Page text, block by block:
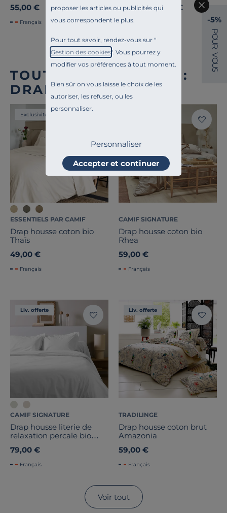
proposer les articles ou publicités qui
vous correspondent le plus.
Pour tout savoir, rendez-vous sur "
Gestion des cookies". Vous pourrez y
modifier vos préférences à tout moment.
Bien sûr on vous laisse le choix de les
autoriser, les refuser, ou les
personnaliser.
Personnaliser
Accepter et continuer
55,00 €
Français
85,00 €
TOUTE NOTRE OFFRE :
DRAPS HOUSSE
Exclusivité
ESSENTIELS PAR CAMIF
Drap housse coton bio
Thaïs
49,00 €
Français
CAMIF SIGNATURE
Drap housse coton bio
Rhea
59,00 €
Français
Liv. offerte
CAMIF SIGNATURE
Drap housse literie de
relaxation percale bio
79,00 €
Français
Liv. offerte
TRADILINGE
Drap housse coton brut
Amazonia
59,00 €
Français
Voir tout
-5%
P
O
U
R
V
O
U
S